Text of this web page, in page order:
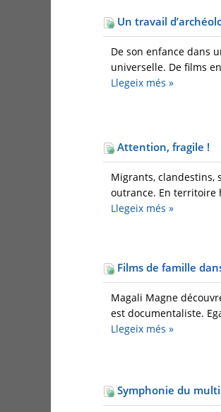
Un travail
De son enfance dans
universelle. De films
Llegeix més »
Attention, fragile !
Migrants, clandestins,
outrance. En territoire
Llegeix més »
Films de famille
Magali Magne
est documentaliste.
Llegeix més »
Symphonie du